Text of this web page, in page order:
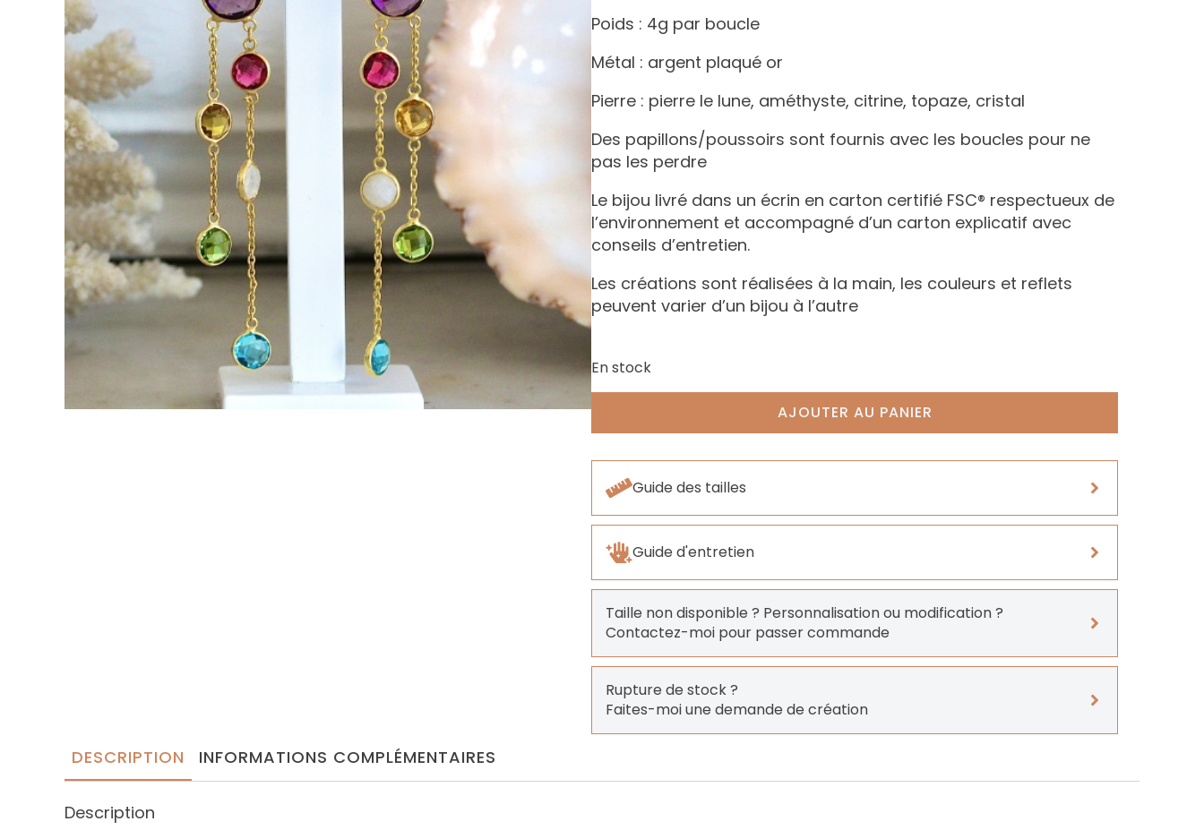
Poids : 4g par boucle
Métal : argent plaqué or
Pierre : pierre le lune, améthyste, citrine, topaze, cristal
Des papillons/poussoirs sont fournis avec les boucles pour ne
pas les perdre
Le bijou livré dans un écrin en carton certifié FSC® respectueux de
l’environnement et accompagné d’un carton explicatif avec
conseils d’entretien.
Les créations sont réalisées à la main, les couleurs et reflets
peuvent varier d’un bijou à l’autre
En stock
AJOUTER AU PANIER
Guide des tailles
Guide d'entretien
Taille non disponible ? Personnalisation ou modification ?
Contactez-moi pour passer commande
Rupture de stock ?
Faites-moi une demande de création
DESCRIPTION INFORMATIONS COMPLÉMENTAIRES
Description